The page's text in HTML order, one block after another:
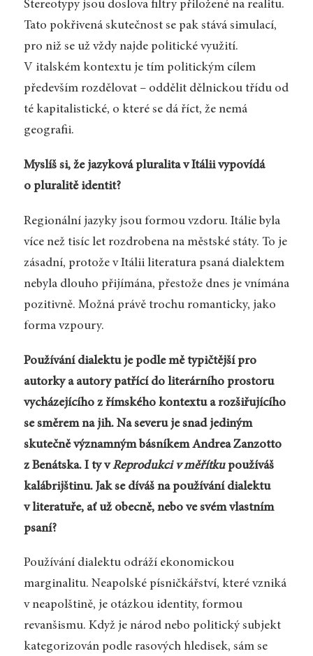
Stereotypy jsou doslova filtry přiložené na realitu.
Tato pokřivená skutečnost se pak stává simulací,
pro niž se už vždy najde politické využití.
V italském kontextu je tím politickým cílem
především rozdělovat – oddělit dělnickou třídu od
té kapitalistické, o které se dá říct, že nemá
geografii.
Myslíš si, že jazyková pluralita v Itálii vypovídá
o pluralitě identit?
Regionální jazyky jsou formou vzdoru. Itálie byla
více než tisíc let rozdrobena na městské státy. To je
zásadní, protože v Itálii literatura psaná dialektem
nebyla dlouho přijímána, přestože dnes je vnímána
pozitivně. Možná právě trochu romanticky, jako
forma vzpoury.
Používání dialektu je podle mě typičtější pro
autorky a autory patřící do literárního prostoru
vycházejícího z římského kontextu a rozšiřujícího
se směrem na jih. Na severu je snad jediným
skutečně významným básníkem Andrea Zanzotto
z Benátska. I ty vReprodukci v měřítkupoužíváš
kalábrijštinu. Jak se díváš na používání dialektu
v literatuře, ať už obecně, nebo ve svém vlastním
psaní?
Používání dialektu odráží ekonomickou
marginalitu. Neapolské písničkářství, které vzniká
v neapolštině, je otázkou identity, formou
revanšismu. Když je národ nebo politický subjekt
kategorizován podle rasových hledisek, sám se